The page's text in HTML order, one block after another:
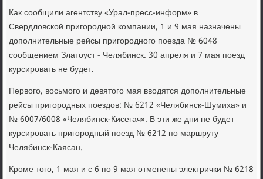
Как сообщили агентству «Урал-пресс-информ» в
Свердловской пригородной компании, 1 и 9 мая назначены
дополнительные рейсы пригородного поезда № 6048
сообщением Златоуст - Челябинск. 30 апреля и 7 мая поезд
курсировать не будет.
Первого, восьмого и девятого мая вводятся дополнительные
рейсы пригородных поездов: № 6212 «Челябинск-Шумиха» и
№ 6007/6008 «Челябинск-Кисегач». В эти же дни не будет
курсировать пригородный поезд № 6212 по маршруту
Челябинск-Каясан.
Кроме того, 1 мая и с 6 по 9 мая отменены электрички № 6218